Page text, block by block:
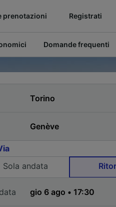
prenotazioni Registrati
Domande frequenti
Sola andata